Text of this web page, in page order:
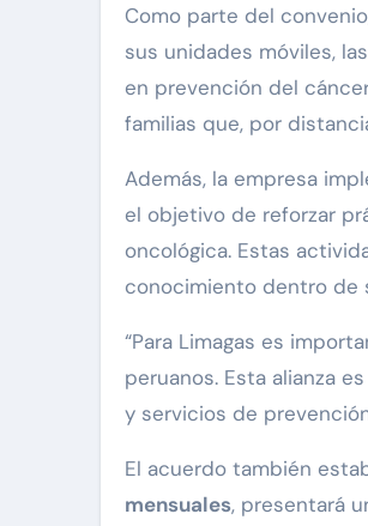
Como parte del
sus unidades móviles,
en prevención del
familias que, por
Además, la empresa
el objetivo de reforzar
oncológica. Estas
conocimiento dentro de
“Para Limagas es
peruanos. Esta alianza
y servicios de
El acuerdo también
mensuales, presentará